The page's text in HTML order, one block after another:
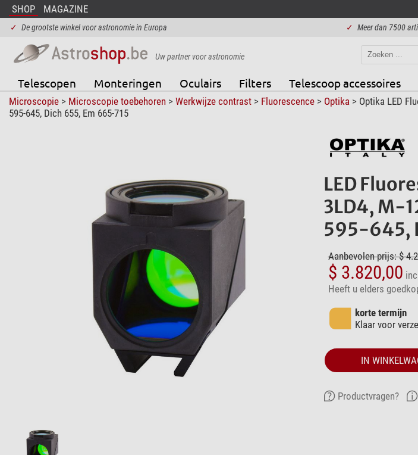
SHOP MAGAZINE
✓ De grootste winkel voor astronomie in Europa ✓ Meer dan 7500
Uw partner voor astronomie
Telescopen Monteringen Oculairs Filters Telescoop accessoires
Microscopie> Microscopie toebehoren> Werkwijze contrast> Fluorescence> Optika > Optika LED
595-645, Dich 655, Em 665-715
LED
3LD4, M-
595-645,
Aanbevolen prijs: $
$ 3.820,00
Heeft u elders
korte termijn
Klaar voor
IN
Productvragen?